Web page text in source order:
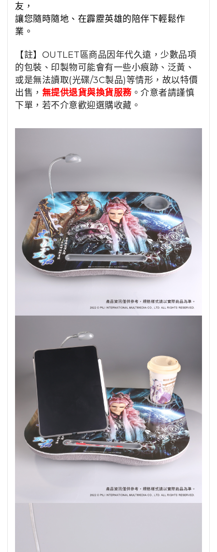
友，
讓您隨時隨地、在霹靂英雄的陪伴下輕鬆作
業。
【註】OUTLET區商品因年代久遠，少數品項
的包裝、印製物可能會有一些小痕跡、泛黃、
或是無法讀取(光碟/3C製品)等情形，故以特價
出售， 無提供退貨與換貨服務。介意者請謹慎
下單，若不介意歡迎選購收藏。